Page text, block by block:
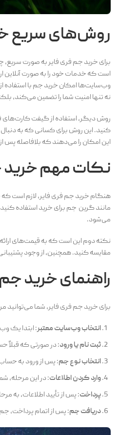
روش‌های سریع
برای خرید جم فری فایر به صورت
است که خدمات خود را به صورت آنلاین
وب‌سایت‌ها امکان خرید جم با استفاده
نه تنها امنیت شما را تضمین می‌کند،
روش دیگر، استفاده از گیفت کارت‌های
کنید. این روش برای کسانی که به
این امکان را می‌دهند که بلافاصله پس
نکات مهم خرید
هنگام خرید جم فری فایر، لازم است
مانند گرین جم برای خرید استفاده
می‌شود.
نکته دوم این است که به قیمت‌های
مقایسه کنید. همچنین، از وجود
راهنمای خرید
برای خرید جم فری فایر، شما می‌توانید
انتخاب وب‌سایت معتبر: ابتدا یک
ثبت نام یا ورود: در صورتی که قبلاً
انتخاب نوع جم: پس از ورود به
وارد کردن اطلاعات: در این مرحله،
پرداخت: پس از تأیید اطلاعات، به
دریافت جم: پس از اتمام پرداخت،